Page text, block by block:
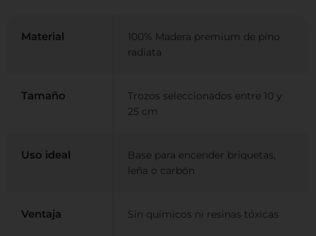
Material
100% Madera premium de pino
radiata
Tamaño
Trozos seleccionados entre 10 y
25 cm
Uso ideal
Base para encender briquetas,
leña o carbón
Ventaja Sin químicos ni resinas tóxicas